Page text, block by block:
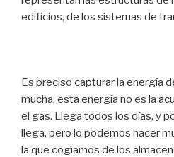
edificios, de los sistemas de
Es preciso capturar la energía
mucha, esta energía no es la
el gas. Llega todos los días, y
llega, pero lo podemos hacer
la que cogíamos de los